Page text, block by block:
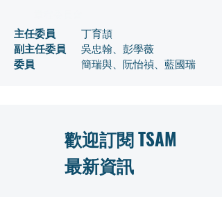
主任委員
副主任委員
委員
丁育頡
吳忠翰、彭學薇
簡瑞與、阮怡禎、藍國瑞
歡迎訂閱 TSAM
最新資訊